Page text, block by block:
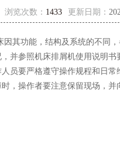
浏览次数： 1433 更新日期：
其功能，结构及系统的不同
并参照机床排屑机使用说明书
要严格遵守操作规程和日常
，操作者要注意保留现场，